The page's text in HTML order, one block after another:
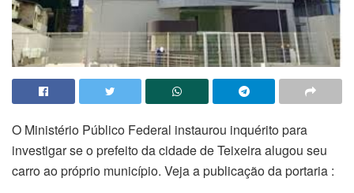
O Ministério Público Federal instaurou inquérito para
investigar se o prefeito da cidade de Teixeira alugou seu
carro ao próprio município. Veja a publicação da portaria :